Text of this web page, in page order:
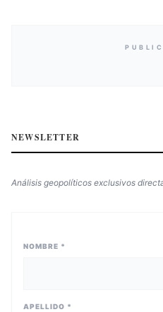
NEWSLETTER
Análisis geopolíticos exclusivos
NOMBRE *
APELLIDO *